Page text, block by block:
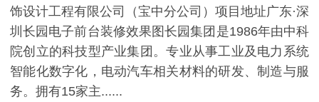
饰设计工程有限公司（宝中分公司）项目地址广东·深
圳长园电子前台装修效果图长园集团是1986年由中科
院创立的科技型产业集团。专业从事工业及电力系统
智能化数字化，电动汽车相关材料的研发、制造与服
务。拥有15家主......